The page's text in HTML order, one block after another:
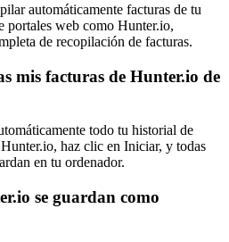
automáticamente facturas de tu
portales web como Hunter.io,
de recopilación de facturas.
mis facturas de Hunter.io de
todo tu historial de
haz clic en Iniciar, y todas
en tu ordenador.
se guardan como